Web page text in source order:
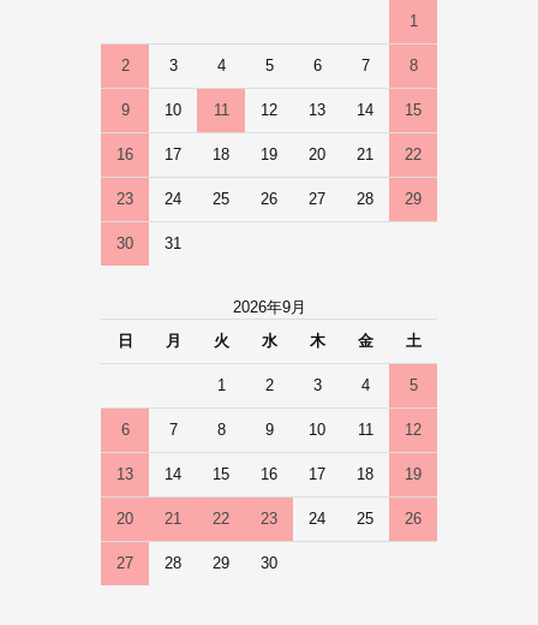
1
2 3 4 5 6 7 8
9 10 11 12 13 14 15
16 17 18 19 20 21 22
23 24 25 26 27 28 29
30 31
2026年9月
日
月 火 水 木 金 土
1 2 3 4 5
6 7 8 9 10 11 12
13 14 15 16 17 18 19
20 21 22 23 24 25 26
27 28 29 30